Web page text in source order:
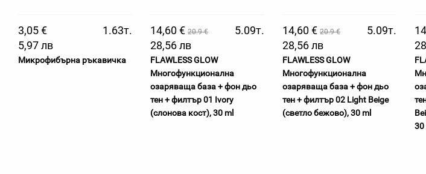
3,05 €
1.63т.
5,97 лв
Микрофибърна ръкавичка
14,60 € 20.9 €
5.09т.
28,56 лв
FLAWLESS GLOW
Многофункционална
озаряваща база + фон дьо
тен + филтър 01 Ivory
(слонова кост), 30 ml
14,60 € 20.9 €
5.09т.
28,56 лв
FLAWLESS GLOW
Многофункционална
озаряваща база + фон дьо
тен + филтър 02 Light Beige
(светло бежово), 30 ml
30